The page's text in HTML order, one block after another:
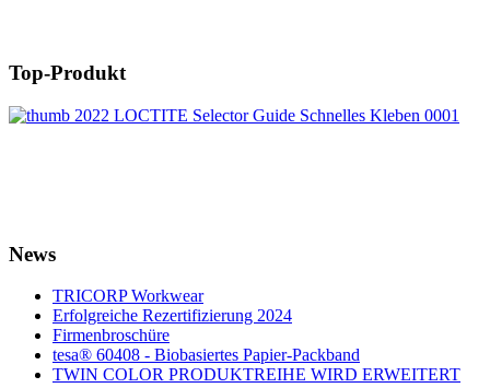
Top-Produkt
News
TRICORP Workwear
Erfolgreiche Rezertifizierung 2024
Firmenbroschüre
tesa® 60408 - Biobasiertes Papier-Packband
TWIN COLOR PRODUKTREIHE WIRD ERWEITERT